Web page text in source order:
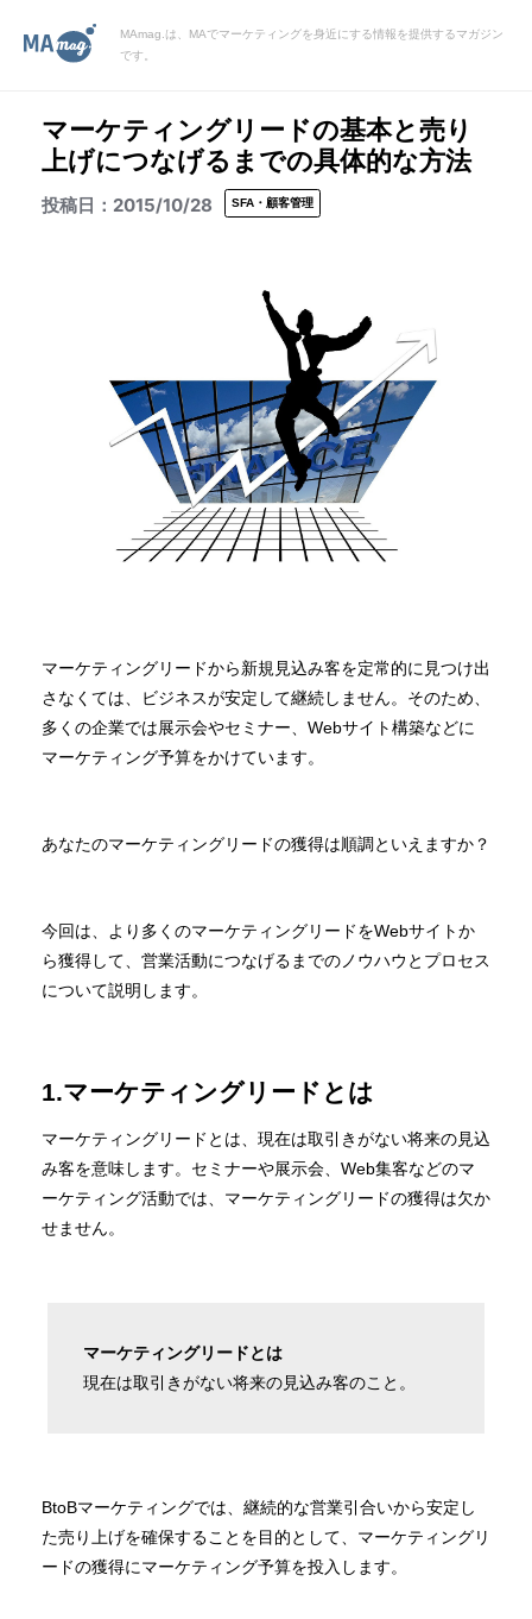
MAmag.は、MAでマーケティングを身近にする情報を提供するマガジン
です。
マーケティングリードの基本と売り
上げにつなげるまでの具体的な方法
2015/10/28 SFA・顧客管理
マーケティングリードから新規見込み客を定常的に見つけ出
さなくては、ビジネスが安定して継続しません。そのため、
多くの企業では展示会やセミナー、Webサイト構築などに
マーケティング予算をかけています。
あなたのマーケティングリードの獲得は順調といえますか？
今回は、より多くのマーケティングリードをWebサイトか
ら獲得して、営業活動につなげるまでのノウハウとプロセス
について説明します。
1.マーケティングリードとは
マーケティングリードとは、現在は取引きがない将来の見込
み客を意味します。セミナーや展示会、Web集客などのマ
ーケティング活動では、マーケティングリードの獲得は欠か
せません。
マーケティングリードとは
現在は取引きがない将来の見込み客のこと。
BtoBマーケティングでは、継続的な営業引合いから安定し
た売り上げを確保することを目的として、マーケティングリ
ードの獲得にマーケティング予算を投入します。